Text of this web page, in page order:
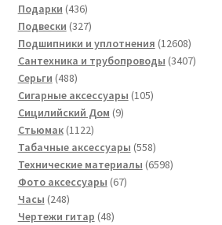
Подарки 436436
товаров
Подвески 327327
товаров
Подшипники и уплотнения 1260812608
товаров
Сантехника и трубопроводы 34073407
Серьги 488488
товаров
Сигарные аксессуары 105105
Сицилийский Дом 99
Стьюмак 11221122
товара
Табачные аксессуары 558558
товаров
Технические материалы 65986598
Фото аксессуары 6767
Часы 248248
товаров
Чертежи гитар 4848